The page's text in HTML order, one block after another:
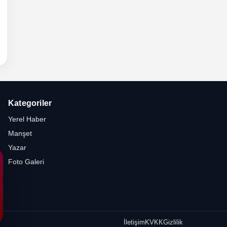
Kategoriler
Yerel Haber
Manşet
Yazar
Foto Galeri
İletişim KVKKGizlilik